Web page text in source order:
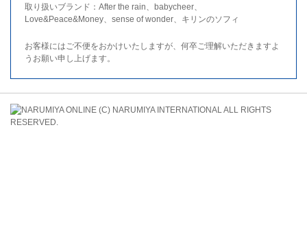
取り扱いブランド：After the rain、babycheer、
Love&Peace&Money、sense of wonder、キリンのソフィ
お客様にはご不便をおかけいたしますが、何卒ご理解いただきますよ
うお願い申し上げます。